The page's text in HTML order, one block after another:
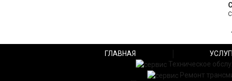
ГЛАВНАЯ
Техническое
Ремонт